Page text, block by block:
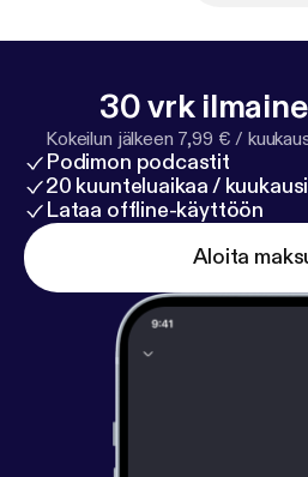
30 vrk
Kokeilun jälkeen 7,99 € /
Podimon podcastit
20 kuunteluaikaa / kuukausi
Lataa offline-käyttöön
Aloita